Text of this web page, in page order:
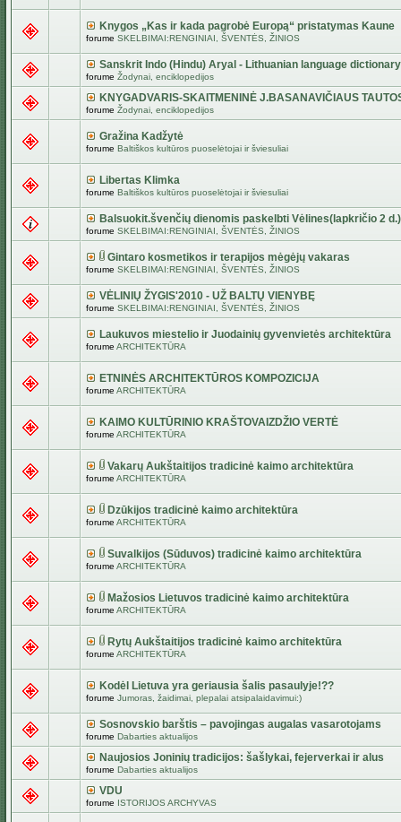
Knygos „Kas ir kada pagrobė Europą“ pristatymas Kaune
forume SKELBIMAI:RENGINIAI, ŠVENTĖS, ŽINIOS
Sanskrit Indo (Hindu) Aryal - Lithuanian language dictionary
forume Žodynai, enciklopedijos
KNYGADVARIS-SKAITMENINĖ J.BASANAVIČIAUS
forume Žodynai, enciklopedijos
Gražina Kadžytė
forume Baltiškos kultūros puoselėtojai ir šviesuliai
Libertas Klimka
forume Baltiškos kultūros puoselėtojai ir šviesuliai
Balsuokit.švenčių dienomis paskelbti Vėlines(lapkričio 2 d.)
forume SKELBIMAI:RENGINIAI, ŠVENTĖS, ŽINIOS
Gintaro kosmetikos ir terapijos mėgėjų vakaras
forume SKELBIMAI:RENGINIAI, ŠVENTĖS, ŽINIOS
VĖLINIŲ ŽYGIS'2010 - UŽ BALTŲ VIENYBĘ
forume SKELBIMAI:RENGINIAI, ŠVENTĖS, ŽINIOS
Laukuvos miestelio ir Juodainių gyvenvietės architektūra
forume ARCHITEKTŪRA
ETNINĖS ARCHITEKTŪROS KOMPOZICIJA
forume ARCHITEKTŪRA
KAIMO KULTŪRINIO KRAŠTOVAIZDŽIO VERTĖ
forume ARCHITEKTŪRA
Vakarų Aukštaitijos tradicinė kaimo architektūra
forume ARCHITEKTŪRA
Dzūkijos tradicinė kaimo architektūra
forume ARCHITEKTŪRA
Suvalkijos (Sūduvos) tradicinė kaimo architektūra
forume ARCHITEKTŪRA
Mažosios Lietuvos tradicinė kaimo architektūra
forume ARCHITEKTŪRA
Rytų Aukštaitijos tradicinė kaimo architektūra
forume ARCHITEKTŪRA
Kodėl Lietuva yra geriausia šalis pasaulyje!??
forume Jumoras, žaidimai, plepalai atsipalaidavimui:)
Sosnovskio barštis – pavojingas augalas vasarotojams
forume Dabarties aktualijos
Naujosios Joninių tradicijos: šašlykai, fejerverkai ir alus
forume Dabarties aktualijos
VDU
forume ISTORIJOS ARCHYVAS